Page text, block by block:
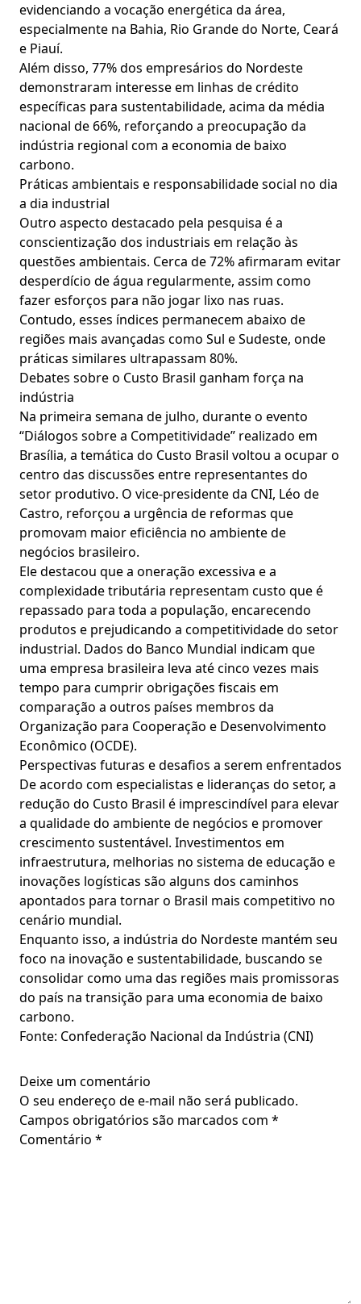
evidenciando a vocação energética da área,
especialmente na Bahia, Rio Grande do Norte, Ceará
e Piauí.
Além disso, 77% dos empresários do Nordeste
demonstraram interesse em linhas de crédito
específicas para sustentabilidade, acima da média
nacional de 66%, reforçando a preocupação da
indústria regional com a economia de baixo
carbono.
Práticas ambientais e responsabilidade social no dia
a dia industrial
Outro aspecto destacado pela pesquisa é a
conscientização dos industriais em relação às
questões ambientais. Cerca de 72% afirmaram evitar
desperdício de água regularmente, assim como
fazer esforços para não jogar lixo nas ruas.
Contudo, esses índices permanecem abaixo de
regiões mais avançadas como Sul e Sudeste, onde
práticas similares ultrapassam 80%.
Debates sobre o Custo Brasil ganham força na
indústria
Na primeira semana de julho, durante o evento
“Diálogos sobre a Competitividade” realizado em
Brasília, a temática do Custo Brasil voltou a ocupar o
centro das discussões entre representantes do
setor produtivo. O vice-presidente da CNI, Léo de
Castro, reforçou a urgência de reformas que
promovam maior eficiência no ambiente de
negócios brasileiro.
Ele destacou que a oneração excessiva e a
complexidade tributária representam custo que é
repassado para toda a população, encarecendo
produtos e prejudicando a competitividade do setor
industrial. Dados do Banco Mundial indicam que
uma empresa brasileira leva até cinco vezes mais
tempo para cumprir obrigações fiscais em
comparação a outros países membros da
Organização para Cooperação e Desenvolvimento
Econômico (OCDE).
Perspectivas futuras e desafios a serem enfrentados
De acordo com especialistas e lideranças do setor, a
redução do Custo Brasil é imprescindível para elevar
a qualidade do ambiente de negócios e promover
crescimento sustentável. Investimentos em
infraestrutura, melhorias no sistema de educação e
inovações logísticas são alguns dos caminhos
apontados para tornar o Brasil mais competitivo no
cenário mundial.
Enquanto isso, a indústria do Nordeste mantém seu
foco na inovação e sustentabilidade, buscando se
consolidar como uma das regiões mais promissoras
do país na transição para uma economia de baixo
carbono.
Fonte: Confederação Nacional da Indústria (CNI)
Deixe um comentário
O seu endereço de e-mail não será publicado.
Campos obrigatórios são marcados com *
Comentário *